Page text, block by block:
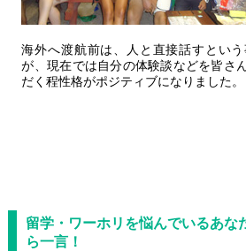
海外へ渡航前は、人と直接話すとい
が、現在では自分の体験談などを皆さ
だく程性格がポジティブになりました。
留学・ワーホリを悩んでいるあな
ら一言！